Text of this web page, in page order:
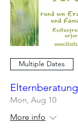
Multiple Dates
Elternberatung
Mon, Aug 10
More info